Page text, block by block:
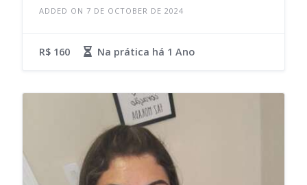
ADDED ON 7 DE OCTOBER DE 2024
R$ 160 Na prática há 1 Ano